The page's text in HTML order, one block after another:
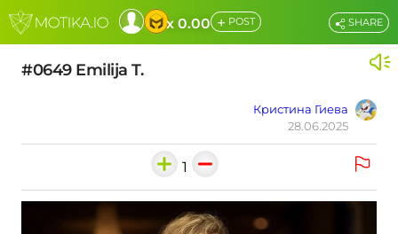
x 0.00 + POST
#0649 Emilija T.
Кристина Гиева
28.06.2025
SHARE
1